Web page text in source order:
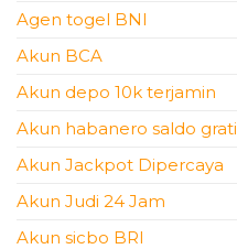
Agen togel BNI
Akun BCA
Akun depo 10k terjamin
Akun habanero saldo
Akun Jackpot Dipercaya
Akun Judi 24 Jam
Akun sicbo BRI